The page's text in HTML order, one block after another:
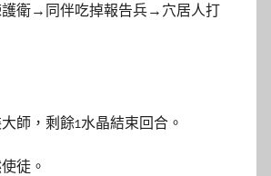
護衛→同伴吃掉報告兵→穴居人打
師，剩餘1水晶結束回合。
徒。